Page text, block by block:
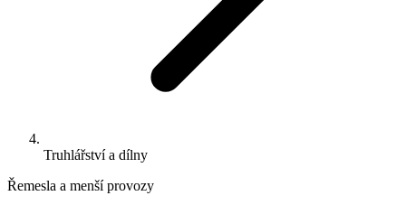
Truhlářství a dílny
Řemesla a menší provozy